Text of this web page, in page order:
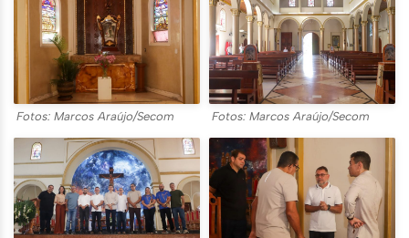
Fotos: Marcos Araújo/Secom Fotos: Marcos Araújo/Secom